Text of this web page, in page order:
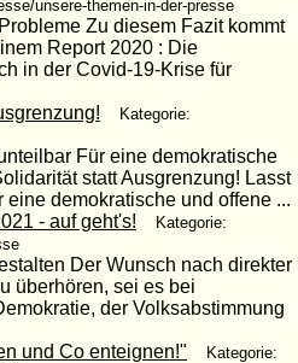
unsere-themen-in-der-presse
Zu diesem Fazit kommt
Report 2020 : Die
in der Covid-19-Krise für
Kategorie:
Für eine demokratische
statt Ausgrenzung! Lasst
eine demokratische und offene ...
- auf geht's!
Kategorie:
Der Wunsch nach direkter
überhören, sei es bei
der Volksabstimmung
und Co enteignen!"
Kategorie: